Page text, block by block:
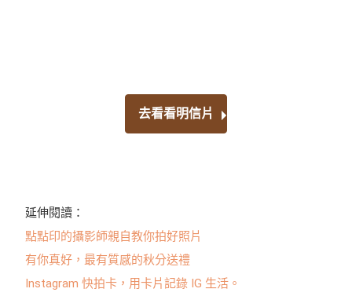
去看看明信片
延伸閱讀：
點點印的攝影師親自教你拍好照片
有你真好，最有質感的秋分送禮
Instagram 快拍卡，用卡片記錄 IG 生活。